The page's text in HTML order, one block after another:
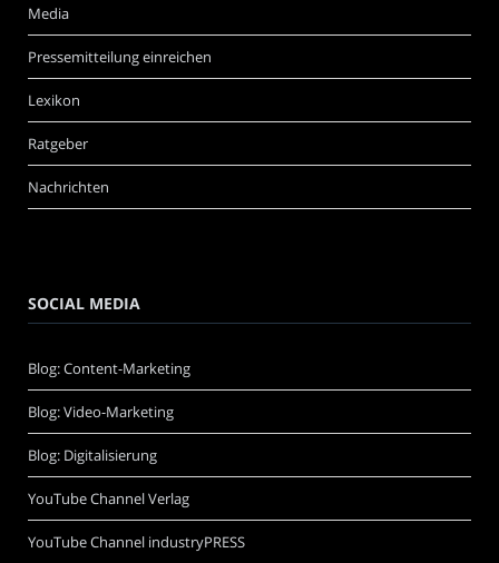
Media
Pressemitteilung einreichen
Lexikon
Ratgeber
Nachrichten
SOCIAL MEDIA
Blog: Content-Marketing
Blog: Video-Marketing
Blog: Digitalisierung
YouTube Channel Verlag
YouTube Channel industryPRESS